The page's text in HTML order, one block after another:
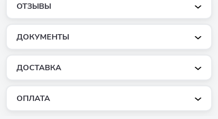
ОТЗЫВЫ
ДОКУМЕНТЫ
ДОСТАВКА
ОПЛАТА